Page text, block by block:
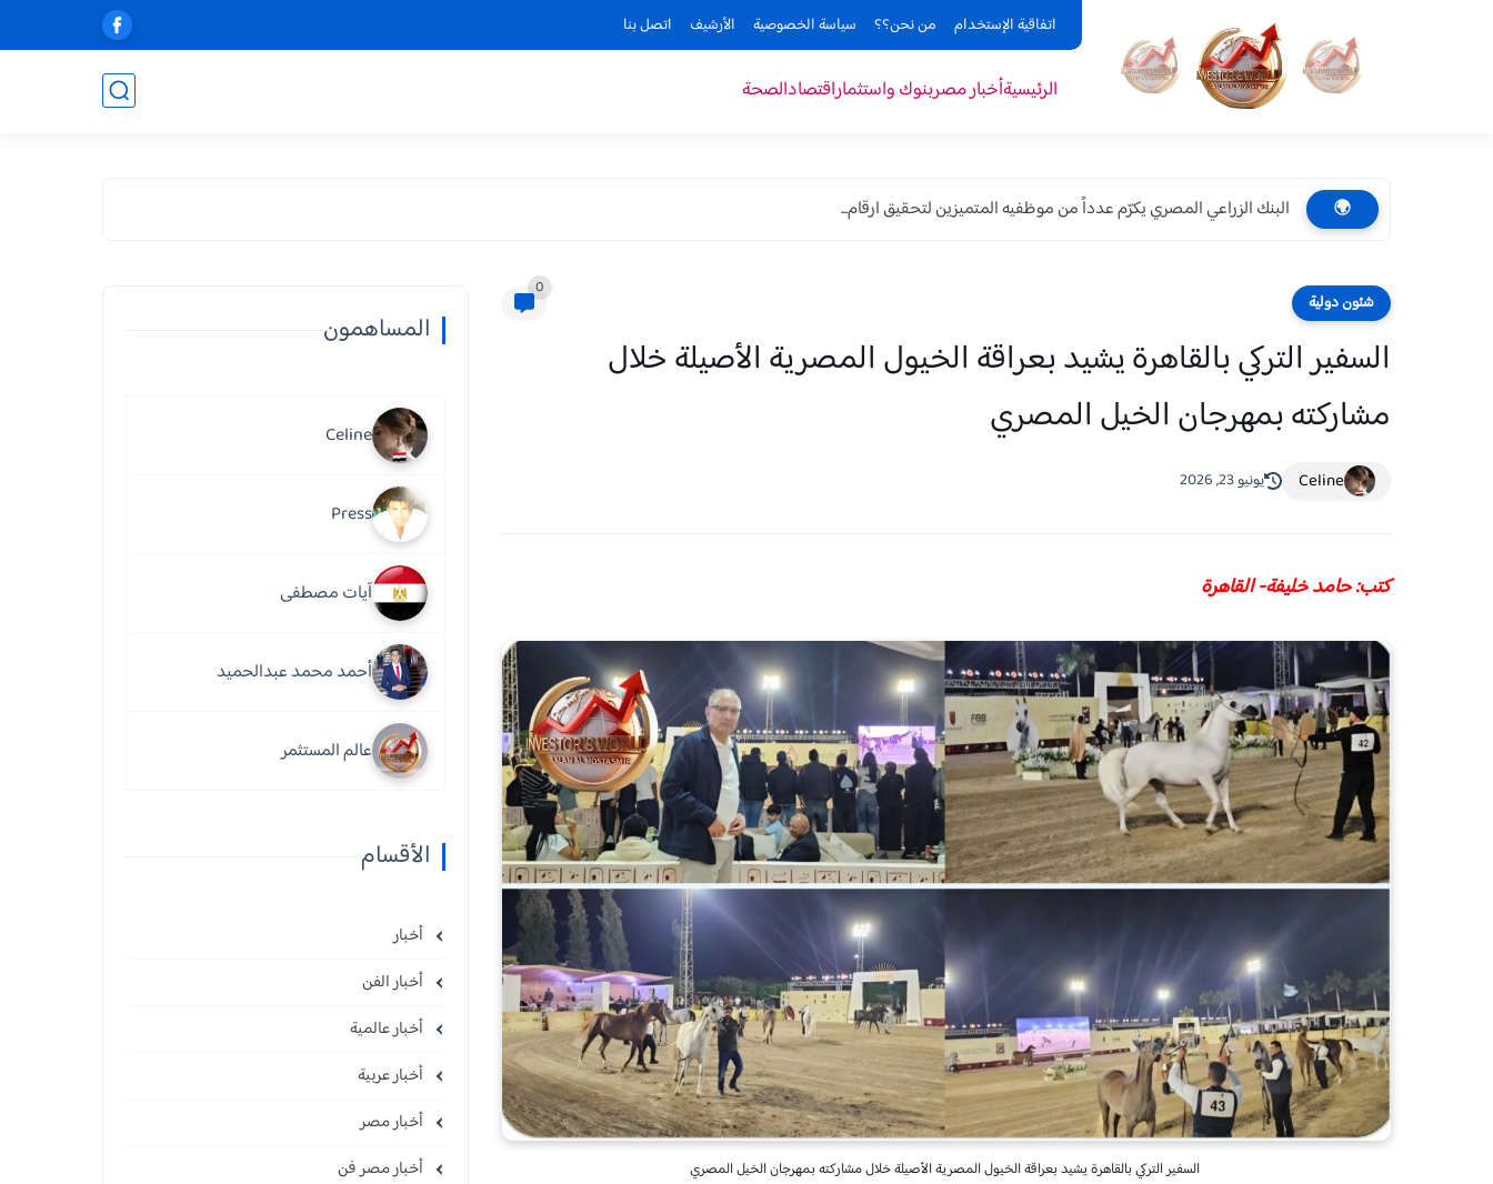
اتفاقية الإستخدام من نحن؟؟ سياسة الخصوصية الأرشيف اتصل بنا
الرئيسيةأخبار مصربنوك واستثماراقتصادالصحة
🌍 البنك الزراعي المصري يكرّم عدداً من موظفيه المتميزين لتحقيق ارقام...
شئون دولية
0
السفير التركي بالقاهرة يشيد بعراقة الخيول المصرية الأصيلة خلال
مشاركته بمهرجان الخيل المصري
Celine يونيو 23, 2026
كتب: حامد خليفة- القاهرة
السفير التركي بالقاهرة يشيد بعراقة الخيول المصرية الأصيلة خلال مشاركته بمهرجان الخيل المصري
المساهمون
Celine
Press
آيات مصطفى
أحمد محمد عبدالحميد
عالم المستثمر
الأقسام
أخبار
أخبار الفن
أخبار عالمية
أخبار عربية
أخبار مصر
أخبار مصر فن